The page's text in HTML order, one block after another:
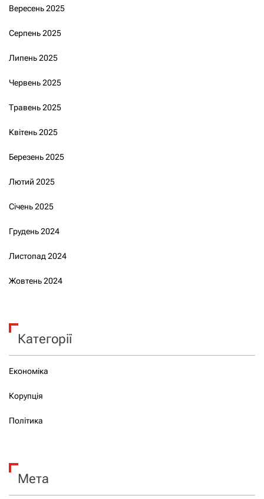
Вересень 2025
Серпень 2025
Липень 2025
Червень 2025
Травень 2025
Квітень 2025
Березень 2025
Лютий 2025
Січень 2025
Грудень 2024
Листопад 2024
Жовтень 2024
Категорії
Економіка
Корупція
Політика
Мета